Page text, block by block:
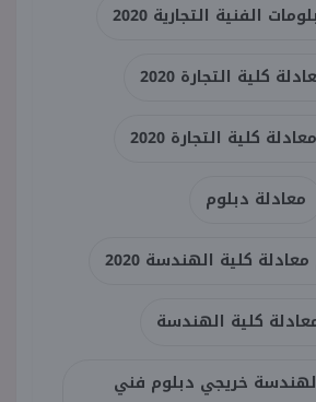
الفنية التجارية 2020
كلية التجارة 2020
كلية التجارة 2020
معادلة دبلوم
كلية الهندسة 2020
كلية الهندسة
خريجي دبلوم فني